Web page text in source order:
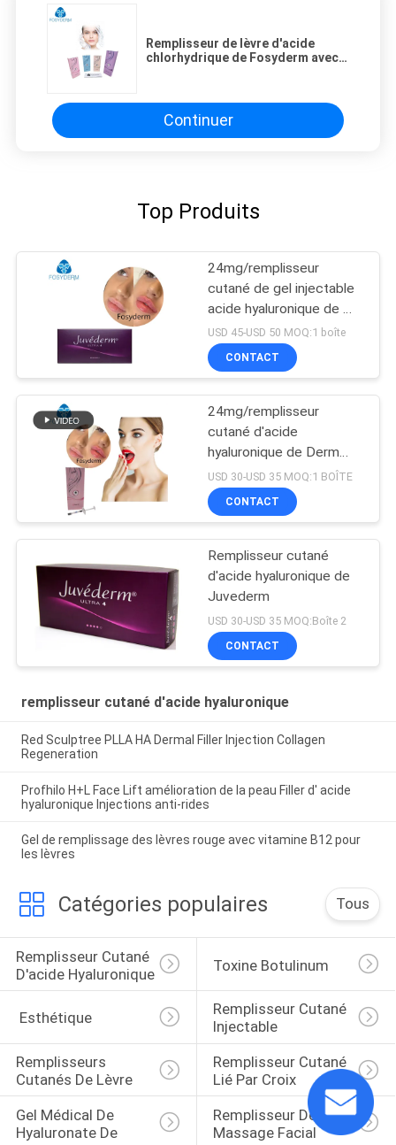
Remplisseur de lèvre d'acide
chlorhydrique de Fosyderm avec
Continuer
Top Produits
24mg/remplisseur
cutané de gel injectable
acide hyaluronique de ml
Ultra4 pour les lèvres
2*1ml
USD 45-USD 50 MOQ:1 boîte
CONTACT
24mg/remplisseur
cutané d'acide
hyaluronique de Derm
seringue de ml 2ml
USD 30-USD 35 MOQ:1 BOÎTE
CONTACT
Remplisseur cutané
d'acide hyaluronique de
Juvederm
USD 30-USD 35 MOQ:Boîte 2
CONTACT
remplisseur cutané d'acide hyaluronique
Red Sculptree PLLA HA Dermal Filler Injection Collagen
Regeneration
Profhilo H+L Face Lift amélioration de la peau Filler d' acide
hyaluronique Injections anti-rides
Gel de remplissage des lèvres rouge avec vitamine B12 pour
les lèvres
Catégories populaires Tous
Remplisseur Cutané
D'acide Hyaluronique
Toxine Botulinum
Esthétique
Remplisseur Cutané
Injectable
Remplisseurs
Cutanés De Lèvre
Remplisseur Cutané
Lié Par Croix
Gel Médical De
Hyaluronate De
Remplisseur De
Massage Facial